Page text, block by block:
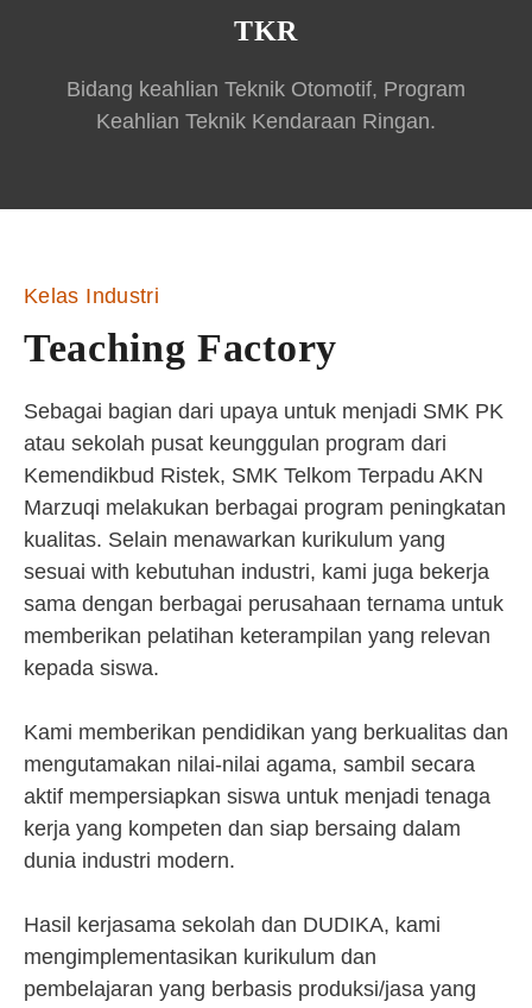
TKR
Bidang keahlian Teknik Otomotif, Program
Keahlian Teknik Kendaraan Ringan.
Kelas Industri
Teaching Factory
Sebagai bagian dari upaya untuk menjadi SMK PK
atau sekolah pusat keunggulan program dari
Kemendikbud Ristek, SMK Telkom Terpadu AKN
Marzuqi melakukan berbagai program peningkatan
kualitas. Selain menawarkan kurikulum yang
sesuai with kebutuhan industri, kami juga bekerja
sama dengan berbagai perusahaan ternama untuk
memberikan pelatihan keterampilan yang relevan
kepada siswa.
Kami memberikan pendidikan yang berkualitas dan
mengutamakan nilai-nilai agama, sambil secara
aktif mempersiapkan siswa untuk menjadi tenaga
kerja yang kompeten dan siap bersaing dalam
dunia industri modern.
Hasil kerjasama sekolah dan DUDIKA, kami
mengimplementasikan kurikulum dan
pembelajaran yang berbasis produksi/jasa yang